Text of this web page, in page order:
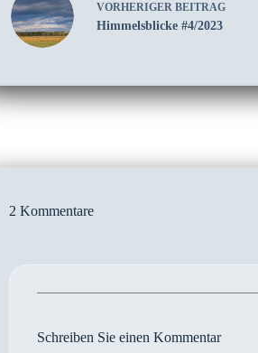
VORHERIGER BEITRAG
Himmelsblicke #4/2023
2 Kommentare
Schreiben Sie einen Kommentar